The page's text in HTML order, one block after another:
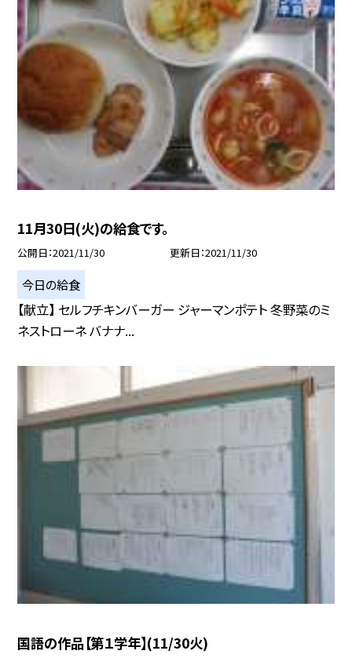
11月30日(火)の給食です。
公開日 2021/11/30 更新日 2021/11/30
今日の給食
【献立】 セルフチキンバーガー ジャーマンポテト 冬野菜のミ
ネストローネ バナナ...
国語の作品【第１学年】(11/30火)